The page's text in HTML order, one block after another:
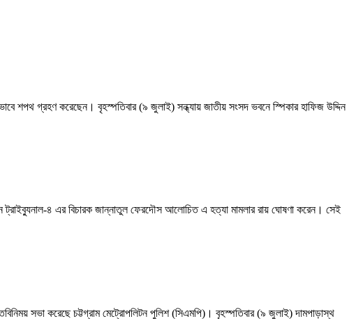
শপথ গ্রহণ করেছেন। বৃহস্পতিবার (৯ জুলাই) সন্ধ্যায় জাতীয় সংসদ ভবনে স্পিকার হাফিজ উদ্দিন
ট্রাইব্যুনাল-৪ এর বিচারক জান্নাতুল ফেরদৌস আলোচিত এ হত্যা মামলার রায় ঘোষণা করেন। সেই
সভা করেছে চট্টগ্রাম মেট্রোপলিটন পুলিশ (সিএমপি)। বৃহস্পতিবার (৯ জুলাই) দামপাড়াস্থ